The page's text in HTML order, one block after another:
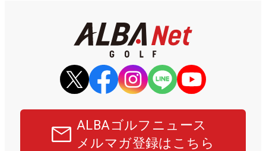
ALBAゴルフニュース
メルマガ登録はこちら